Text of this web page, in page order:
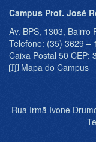
Campus Prof. José
Av. BPS, 1303, Bairro
Telefone: (35) 3629 –
Caixa Postal 50 CEP:
Mapa do Campus
Rua Irmã Ivone